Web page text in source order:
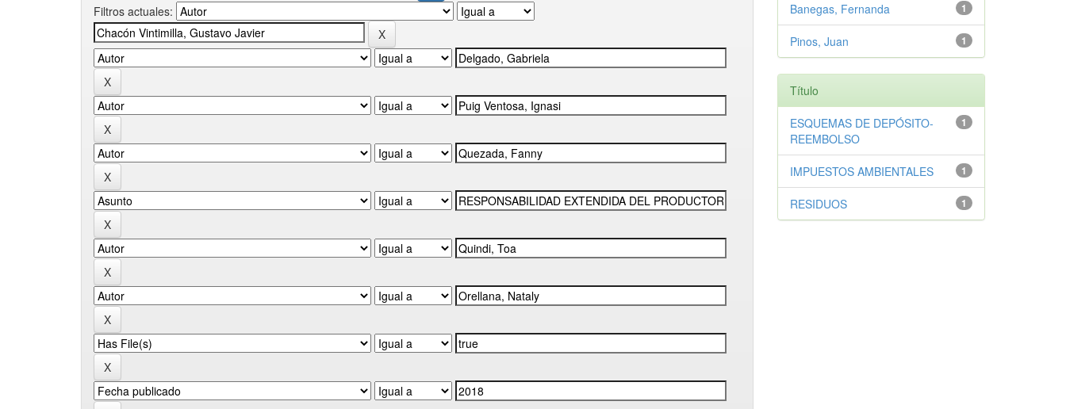
Filtros actuales:
1
Banegas, Fernanda
1
Pinos, Juan
Título
1
ESQUEMAS DE DEPÓSITO-
REEMBOLSO
1
IMPUESTOS AMBIENTALES
1
RESIDUOS